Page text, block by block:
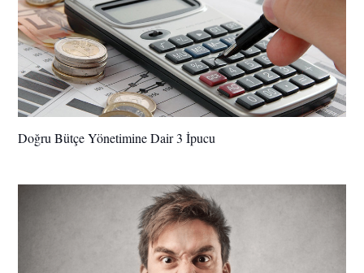
Doğru Bütçe Yönetimine Dair 3 İpucu